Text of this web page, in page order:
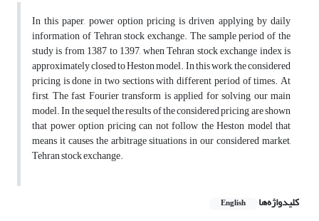
In this paper, power option pricing is driven applying by daily
information of Tehran stock exchange. The sample period of the
study is from 1387 to 1397, when Tehran stock exchange index is
approximately closed to Heston model. In this work, the considered
pricing is done in two sections with different period of times. At
first, The fast Fourier transform is applied for solving our main
model. In the sequel the results of the considered pricing are shown
that power option pricing can not follow the Heston model that
means it causes the arbitrage situations in our considered market,
Tehran stock exchange.
کلیدواژه‌ها English